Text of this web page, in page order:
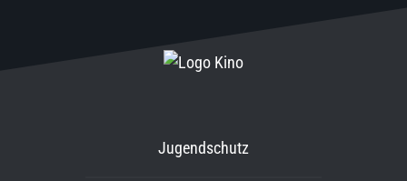
Jugendschutz